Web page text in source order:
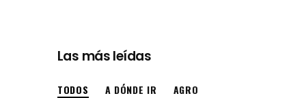
Las más leídas
TODOS A DÓNDE IR AGRO